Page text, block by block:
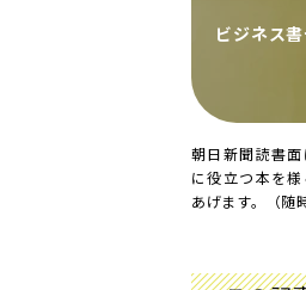
ビジネス
朝日新聞読書
に役立つ本を
あげます。（随